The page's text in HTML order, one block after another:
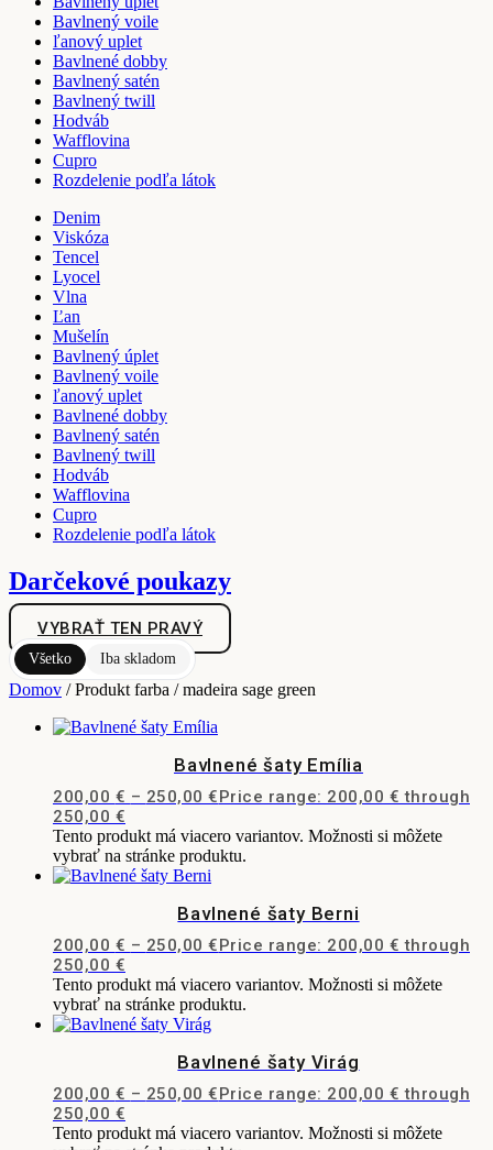
Bavlnený voile
ľanový uplet
Bavlnené dobby
Bavlnený satén
Bavlnený twill
Hodváb
Wafflovina
Cupro
Rozdelenie podľa látok
Denim
Viskóza
Tencel
Lyocel
Vlna
Ľan
Mušelín
Bavlnený úplet
Bavlnený voile
ľanový uplet
Bavlnené dobby
Bavlnený satén
Bavlnený twill
Hodváb
Wafflovina
Cupro
Rozdelenie podľa látok
Darčekové poukazy
VYBRAŤ TEN PRAVÝ
Všetko Iba skladom
Domov / Produkt farba / madeira sage green
Bavlnené šaty Emília
200,00 € – 250,00 €Price range: 200,00 € through
250,00 €
Tento produkt má viacero variantov. Možnosti si môžete
vybrať na stránke produktu.
Bavlnené šaty Berni
200,00 € – 250,00 €Price range: 200,00 € through
250,00 €
Tento produkt má viacero variantov. Možnosti si môžete
vybrať na stránke produktu.
Bavlnené šaty Virág
200,00 € – 250,00 € Price range: 200,00 € through
250,00 €
Tento produkt má viacero variantov. Možnosti si môžete